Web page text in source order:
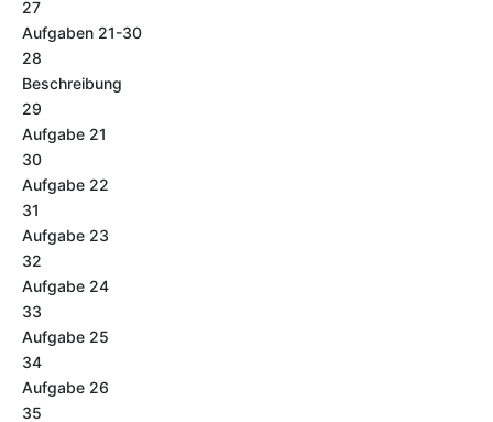
27
Aufgaben 21-30
28
Beschreibung
29
Aufgabe 21
30
Aufgabe 22
31
Aufgabe 23
32
Aufgabe 24
33
Aufgabe 25
34
Aufgabe 26
35